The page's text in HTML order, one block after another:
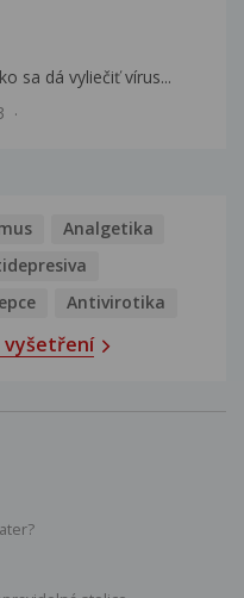
sa dá vyliečiť vírus...
Analgetika
Antivirotika
vyšetření